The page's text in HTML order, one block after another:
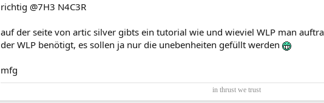
richtig @7H3 N4C3R
auf der seite von artic silver gibts ein tutorial wie und wieviel WLP man
der WLP benötigt, es sollen ja nur die unebenheiten gefüllt werden
mfg
in thrust we trust​